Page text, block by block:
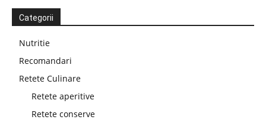
Categorii
Nutritie
Recomandari
Retete Culinare
Retete aperitive
Retete conserve